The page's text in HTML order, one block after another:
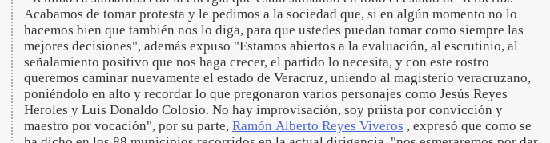
Acabamos de tomar protesta y le pedimos a la sociedad que, si en algún momento no lo
hacemos bien que también nos lo diga, para que ustedes puedan tomar como siempre las
mejores decisiones", además expuso "Estamos abiertos a la evaluación, al escrutinio, al
señalamiento positivo que nos haga crecer, el partido lo necesita, y con este rostro
queremos caminar nuevamente el estado de Veracruz, uniendo al magisterio veracruzano,
poniéndolo en alto y recordar lo que pregonaron varios personajes como Jesús Reyes
Heroles y Luis Donaldo Colosio. No hay improvisación, soy priista por convicción y
maestro por vocación", por su parte, Ramón Alberto Reyes Viveros , expresó que como se